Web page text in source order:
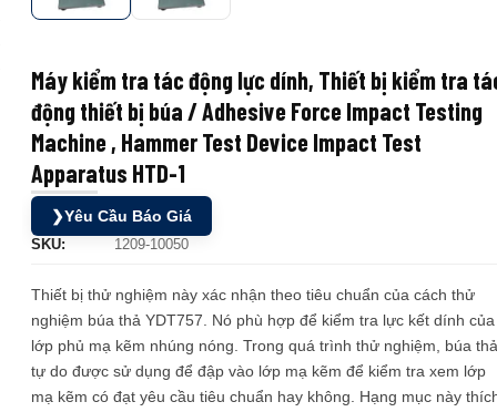
Máy kiểm tra tác động lực dính, Thiết bị kiểm tra
động thiết bị búa / Adhesive Force Impact Testing
Machine , Hammer Test Device Impact Test
Apparatus HTD-1
❯Yêu Cầu Báo Giá
SKU: 1209-10050
Thiết bị thử nghiệm này xác nhận theo tiêu chuẩn của cách thử
nghiệm búa thả YDT757. Nó phù hợp để kiểm tra lực kết dính của
lớp phủ mạ kẽm nhúng nóng. Trong quá trình thử nghiệm, búa thả
tự do được sử dụng để đập vào lớp mạ kẽm để kiểm tra xem lớp
mạ kẽm có đạt yêu cầu tiêu chuẩn hay không. Hạng mục này